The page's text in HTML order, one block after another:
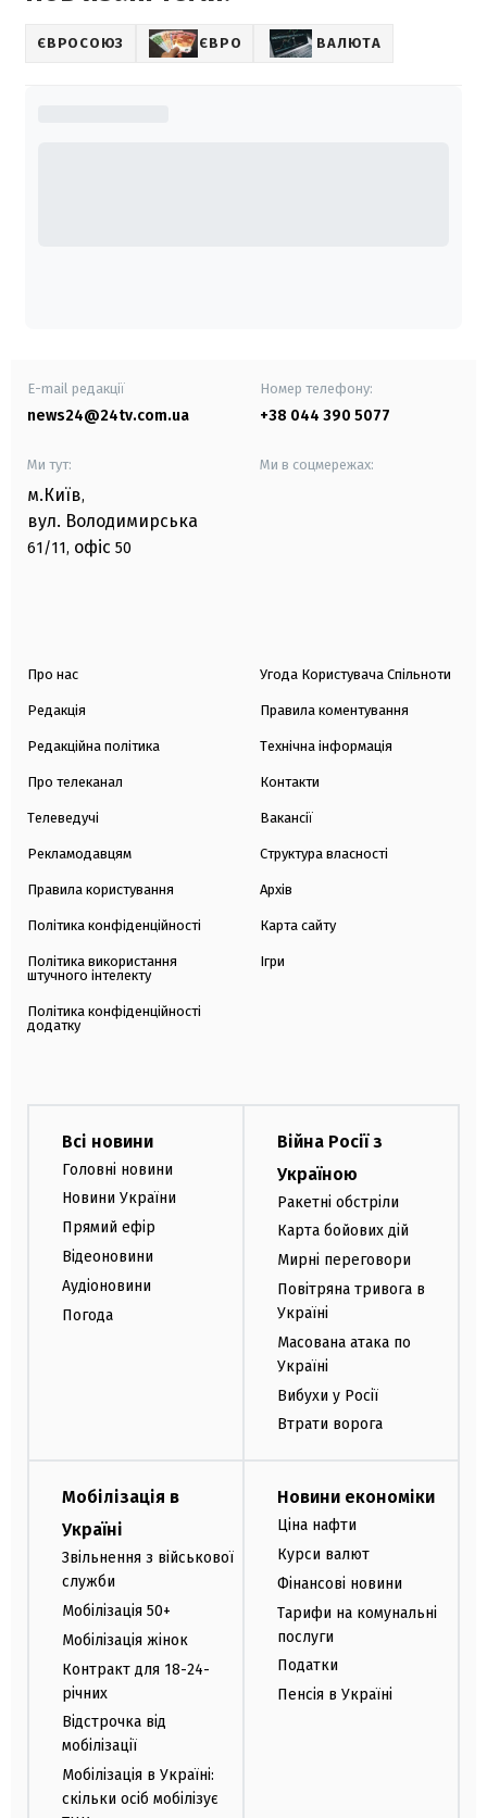
ЄВРОСОЮЗ ЄВРО ВАЛЮТА
E-mail редакції
news24@24tv.com.ua
Номер телефону:
+38 044 390 5077
Ми тут:
м.Київ,
вул. Володимирська
61/11, офіс 50
Ми в соцмережах:
Про нас
Редакція
Редакційна політика
Про телеканал
Телеведучі
Рекламодавцям
Правила користування
Політика конфіденційності
Політика використання
штучного інтелекту
Політика конфіденційності
додатку
Угода Користувача Спільноти
Правила коментування
Технічна інформація
Контакти
Вакансії
Структура власності
Архів
Карта сайту
Ігри
Всі новини
Головні новини
Новини України
Прямий ефір
Відеоновини
Аудіоновини
Погода
Війна Росії з
Україною
Ракетні обстріли
Карта бойових дій
Мирні переговори
Повітряна тривога в
Україні
Масована атака по
Україні
Вибухи у Росії
Втрати ворога
Мобілізація в
Україні
Звільнення з військової
служби
Мобілізація 50+
Мобілізація жінок
Контракт для 18-24-
річних
Відстрочка від
мобілізації
Мобілізація в Україні:
скільки осіб мобілізує
Новини економіки
Ціна нафти
Курси валют
Фінансові новини
Тарифи на комунальні
послуги
Податки
Пенсія в Україні